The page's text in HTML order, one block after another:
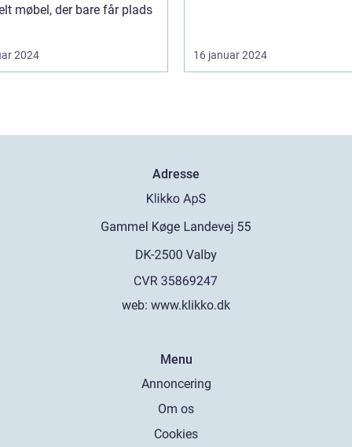
møbel, der bare får plads
2024 16 januar 2024
Adresse
web: www.klikko.dk
Menu
Annoncering
Om os
Cookies